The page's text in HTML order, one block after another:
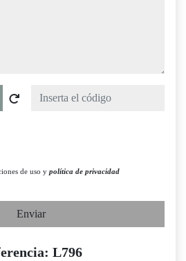
de uso y política de privacidad
Enviar
L796